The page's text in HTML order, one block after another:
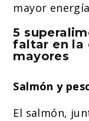
mayor
5
faltar en la
mayores
Salmón y
El salmón,